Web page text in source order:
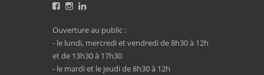
Ouverture au public :
- le lundi, mercredi et vendredi de 8h30 à 12h
et de 13h30 à 17h30
- le mardi et le jeudi de 8h30 à 12h